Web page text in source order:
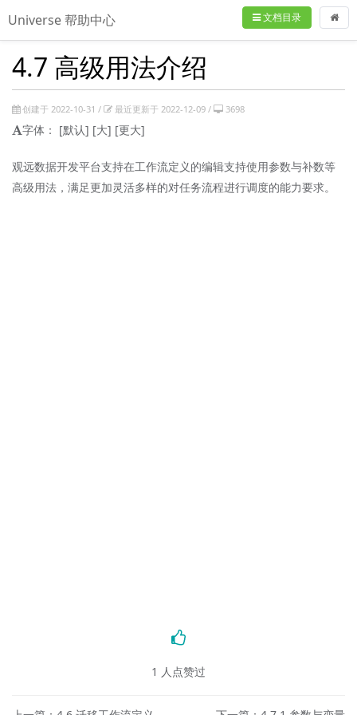
Universe 帮助中心 文档目录
4.7 高级用法介绍
创建于 2022-10-31 / 最近更新于 2022-12-09 / 3698
字体： [默认] [大] [更大]
观远数据开发平台支持在工作流定义的编辑支持使用参数与补数等
高级用法，满足更加灵活多样的对任务流程进行调度的能力要求。
1 人点赞过